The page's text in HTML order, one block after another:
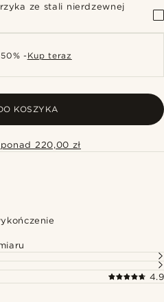
ze stali nierdzewnej
- Kup teraz
KOSZYKA
220,00 zł
4.9